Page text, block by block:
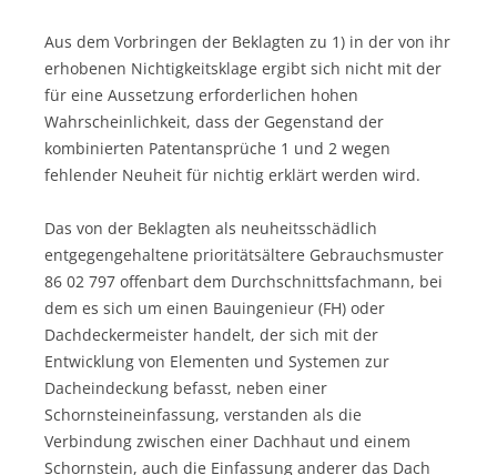
Aus dem Vorbringen der Beklagten zu 1) in der von ihr
erhobenen Nichtigkeitsklage ergibt sich nicht mit der
für eine Aussetzung erforderlichen hohen
Wahrscheinlichkeit, dass der Gegenstand der
kombinierten Patentansprüche 1 und 2 wegen
fehlender Neuheit für nichtig erklärt werden wird.
Das von der Beklagten als neuheitsschädlich
entgegengehaltene prioritätsältere Gebrauchsmuster
86 02 797 offenbart dem Durchschnittsfachmann, bei
dem es sich um einen Bauingenieur (FH) oder
Dachdeckermeister handelt, der sich mit der
Entwicklung von Elementen und Systemen zur
Dacheindeckung befasst, neben einer
Schornsteineinfassung, verstanden als die
Verbindung zwischen einer Dachhaut und einem
Schornstein, auch die Einfassung anderer das Dach